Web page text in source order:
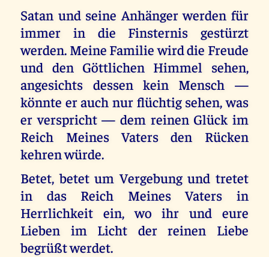
Satan und seine Anhänger werden für
immer in die Finsternis gestürzt
werden. Meine Familie wird die Freude
und den Göttlichen Himmel sehen,
angesichts dessen kein Mensch —
könnte er auch nur flüchtig sehen, was
er verspricht — dem reinen Glück im
Reich Meines Vaters den Rücken
kehren würde.
Betet, betet um Vergebung und tretet
in das Reich Meines Vaters in
Herrlichkeit ein, wo ihr und eure
Lieben im Licht der reinen Liebe
begrüßt werdet.